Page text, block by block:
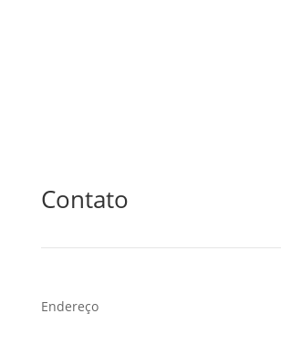
Contato
Endereço